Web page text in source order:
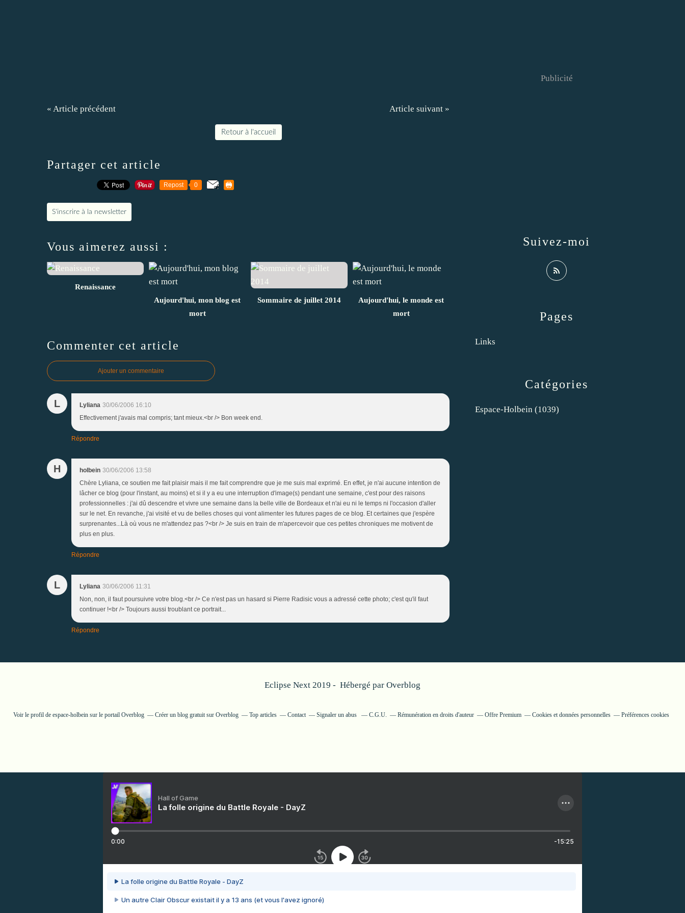
« Article précédent Article suivant »
Retour à l'accueil
Partager cet article
Repost 0
S'inscrire à la newsletter
Vous aimerez aussi :
Renaissance
Aujourd'hui, mon blog est
mort
Sommaire de juillet 2014
Aujourd'hui, le monde est
mort
Commenter cet article
Ajouter un commentaire
L Lyliana 30/06/2006 16:10
Effectivement j'avais mal compris; tant mieux.<br /> Bon week end.
Répondre
H holbein 30/06/2006 13:58
Chère Lyliana, ce soutien me fait plaisir mais il me fait comprendre que je me suis mal exprimé. En effet, je n'ai aucune intention de
lâcher ce blog (pour l'instant, au moins) et si il y a eu une interruption d'image(s) pendant une semaine, c'est pour des raisons
professionnelles : j'ai dû descendre et vivre une semaine dans la belle ville de Bordeaux et n'ai eu ni le temps ni l'occasion d'aller
sur le net. En revanche, j'ai visité et vu de belles choses qui vont alimenter les futures pages de ce blog. Et certaines que j'espère
surprenantes...Là où vous ne m'attendez pas ?<br /> Je suis en train de m'apercevoir que ces petites chroniques me motivent de
plus en plus.
Répondre
L Lyliana 30/06/2006 11:31
Non, non, il faut poursuivre votre blog.<br /> Ce n'est pas un hasard si Pierre Radisic vous a adressé cette photo; c'est qu'il faut
continuer !<br /> Toujours aussi troublant ce portrait...
Répondre
Catégories
Espace-Holbein (1039)
Pages
Links
Suivez-moi
Publicité
Eclipse Next 2019 - Hébergé par Overblog
Voir le profil de espace-holbeinsur le portail Overblog Créer un blog gratuit sur Overblog Top articles Contact Signaler un abus C.G.U. Rémunération en droits d'auteur Offre Premium Cookies et données personnelles Préférences cookies
Hall of Game
La folle origine du Battle Royale - DayZ
0:00 -15:25
La folle origine du Battle Royale - DayZ
Un autre Clair Obscur existait il y a 13 ans (et vous l'avez ignoré)